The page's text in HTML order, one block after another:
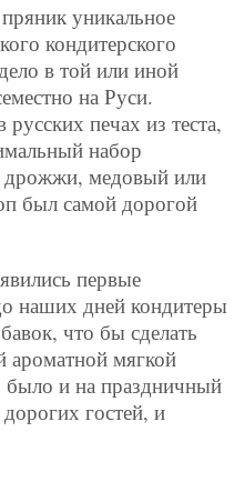
уникальное
кондитерского
в той или иной
на Руси.
печах из теста,
набор
дрожжи, медовый или
был самой дорогой
первые
наших дней кондитеры
что бы сделать
ароматной мягкой
и на праздничный
гостей, и